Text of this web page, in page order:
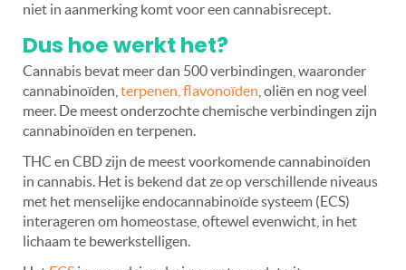
niet in aanmerking komt voor een cannabisrecept.
Dus hoe werkt het?
Cannabis bevat meer dan 500 verbindingen, waaronder
cannabinoïden, terpenen, flavonoïden , oliën en nog veel
meer. De meest onderzochte chemische verbindingen zijn
cannabinoïden en terpenen.
THC en CBD zijn de meest voorkomende cannabinoïden
in cannabis. Het is bekend dat ze op verschillende niveaus
met het menselijke endocannabinoïde systeem (ECS)
interageren om homeostase, oftewel evenwicht, in het
lichaam te bewerkstelligen.